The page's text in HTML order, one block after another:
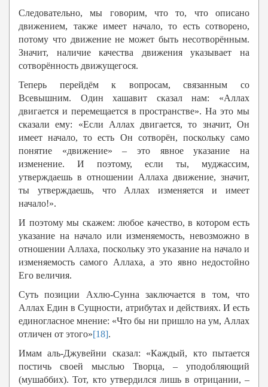
Следовательно, мы говорим, что то, что описано
движением, также имеет начало, то есть сотворено,
потому что движение не может быть несотворённым.
Значит, наличие качества движения указывает на
сотворённость движущегося.
Теперь перейдём к вопросам, связанным со
Всевышним. Один хашавит сказал нам: «Аллах
двигается и перемещается в пространстве». На это мы
сказали ему: «Если Аллах двигается, то значит, Он
имеет начало, то есть Он сотворён, поскольку само
понятие «движение» – это явное указание на
изменение. И поэтому, если ты, муджассим,
утверждаешь в отношении Аллаха движение, значит,
ты утверждаешь, что Аллах изменяется и имеет
начало!».
И поэтому мы скажем: любое качество, в котором есть
указание на начало или изменяемость, невозможно в
отношении Аллаха, поскольку это указание на начало и
изменяемость самого Аллаха, а это явно недостойно
Его величия.
Суть позиции Ахлю-Сунна заключается в том, что
Аллах Един в Сущности, атрибутах и действиях. И есть
единогласное мнение: «Что бы ни пришло на ум, Аллах
отличен от этого»[18].
Имам аль-Джувейни сказал: «Каждый, кто пытается
постичь своей мыслью Творца, – уподобляющий
(мушаббих). Тот, кто утвердился лишь в отрицании, –